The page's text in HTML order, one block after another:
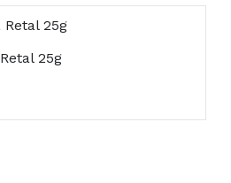
25g